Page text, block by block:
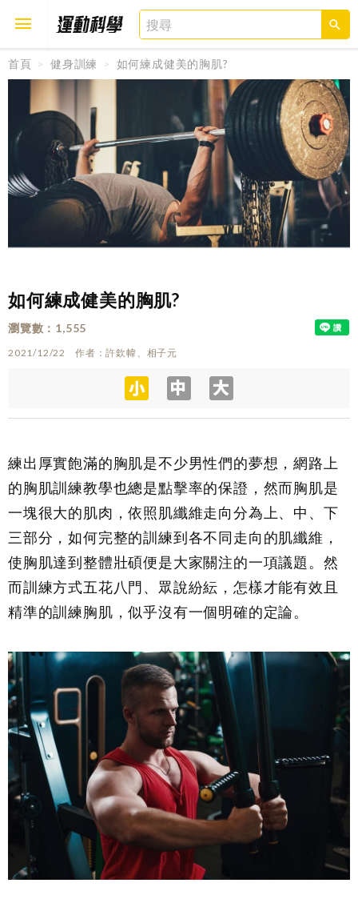
首頁 健身訓練 如何練成健美的胸肌?
如何練成健美的胸肌?
瀏覽數 1,555
2021/12/22 作者 許欽幃、相子元
練出厚實飽滿的胸肌是不少男性們的夢想，網路上
的胸肌訓練教學也總是點擊率的保證，然而胸肌是
一塊很大的肌肉，依照肌纖維走向分為上、中、下
三部分，如何完整的訓練到各不同走向的肌纖維，
使胸肌達到整體壯碩便是大家關注的一項議題。然
而訓練方式五花八門、眾說紛紜，怎樣才能有效且
精準的訓練胸肌，似乎沒有一個明確的定論。
確定